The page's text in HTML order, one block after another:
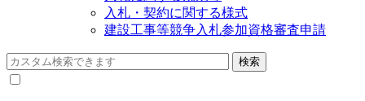
入札・契約に関する様式
建設工事等競争入札参加資格審査申請